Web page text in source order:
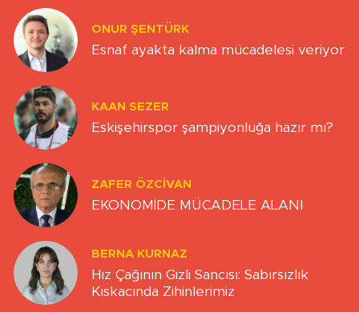
ONUR ŞENTÜRK
Esnaf ayakta kalma mücadelesi veriyor
KAAN SEZER
Eskişehirspor şampiyonluğa hazır mı?
ZAFER ÖZCIVAN
EKONOMİDE MÜCADELE ALANI
BERNA KURNAZ
Hız Çağının Gizli Sancısı: Sabırsızlık
Kıskacında Zihinlerimiz